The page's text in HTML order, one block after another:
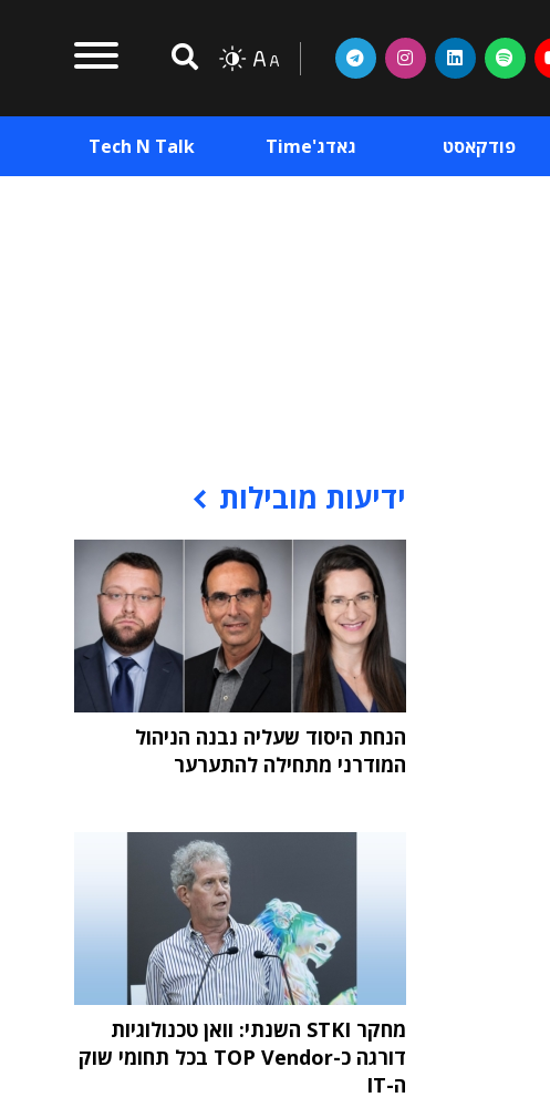
פודקאסט גאדג'Time Tech N Talk
ידיעות מובילות
הנחת היסוד שעליה נבנה הניהול
המודרני מתחילה להתערער
מחקר STKI השנתי: וואן טכנולוגיות
דורגה כ-TOP Vendor בכל תחומי שוק
ה-IT